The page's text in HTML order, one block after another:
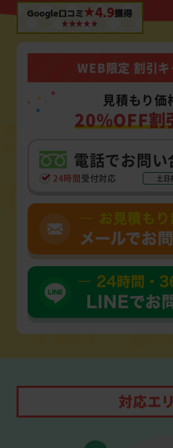
Google口コミ★4.9獲得
WEB限定 割引
見積もり価
20%OFF割
電話でお問い
24時間受付対応 土日
対応エ